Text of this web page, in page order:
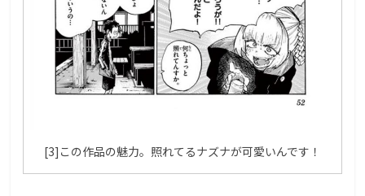
[3]この作品の魅力。照れてるナズナが可愛いんです！